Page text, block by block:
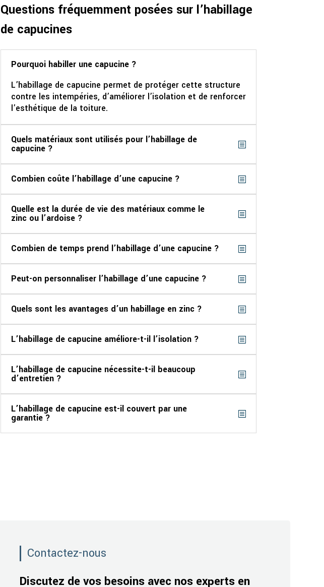
Questions fréquemment posées sur l’habillage
de capucines
Pourquoi habiller une capucine ?
L’habillage de capucine permet de protéger cette structure
contre les intempéries, d’améliorer l’isolation et de renforcer
l’esthétique de la toiture.
Quels matériaux sont utilisés pour l’habillage de
capucine ?
Combien coûte l’habillage d’une capucine ?
Quelle est la durée de vie des matériaux comme le
zinc ou l’ardoise ?
Combien de temps prend l’habillage d’une capucine ?
Peut-on personnaliser l’habillage d’une capucine ?
Quels sont les avantages d’un habillage en zinc ?
L’habillage de capucine améliore-t-il l’isolation ?
L’habillage de capucine nécessite-t-il beaucoup
d’entretien ?
L’habillage de capucine est-il couvert par une
garantie ?
Contactez-nous
Discutez de vos besoins avec nos experts en